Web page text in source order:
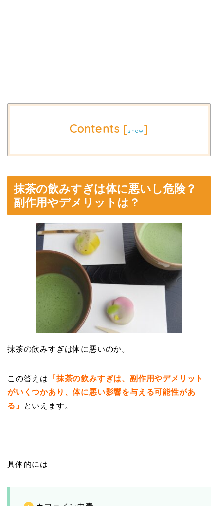
Contents [show]
抹茶の飲みすぎは体に悪いし危険？
副作用やデメリットは？
抹茶の飲みすぎは体に悪いのか。
この答えは
「抹茶の飲みすぎは、副作用やデメリット
がいくつかあり、体に悪い影響を与える可能性があ
る」
といえます。
具体的には